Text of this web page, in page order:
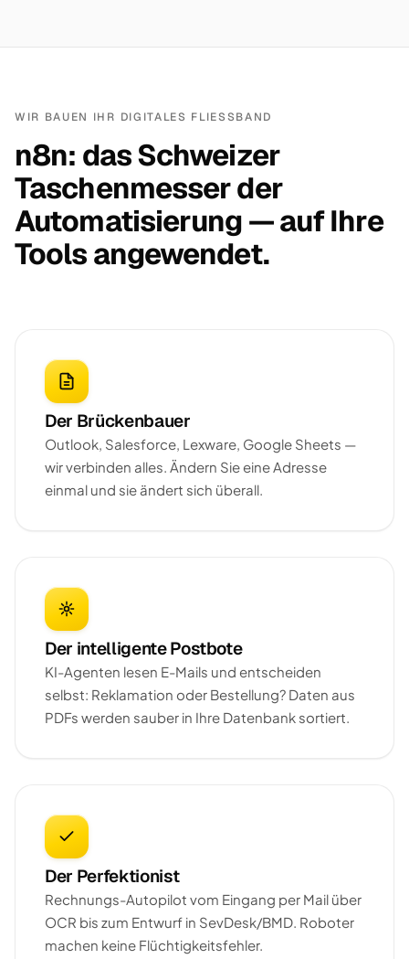
WIR BAUEN IHR DIGITALES FLIESSBAND
n8n: das Schweizer
Taschenmesser der
Automatisierung — auf Ihre
Tools angewendet.
Der Brückenbauer
Outlook, Salesforce, Lexware, Google Sheets —
wir verbinden alles. Ändern Sie eine Adresse
einmal und sie ändert sich überall.
Der intelligente Postbote
KI-Agenten lesen E-Mails und entscheiden
selbst: Reklamation oder Bestellung? Daten aus
PDFs werden sauber in Ihre Datenbank sortiert.
Der Perfektionist
Rechnungs-Autopilot vom Eingang per Mail über
OCR bis zum Entwurf in SevDesk/BMD. Roboter
machen keine Flüchtigkeitsfehler.